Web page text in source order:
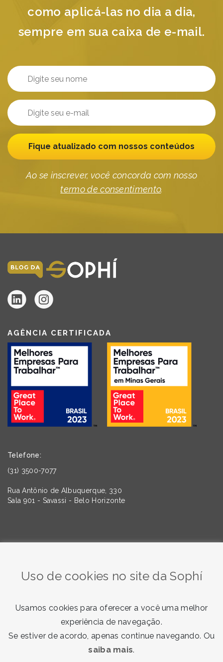
como aplicá-las no dia a dia,
sempre em sua caixa de e-mail.
Fique atualizado com nossos conteúdos
Ao se inscrever, você concorda com nosso
termo de consentimento.
AGÊNCIA CERTIFICADA
Telefone:
(31) 3500-7077
Rua Antônio de Albuquerque, 330
Sala 901 - Savassi - Belo Horizonte
Quero receber
Uso de cookies no site da Sophí
Usamos cookies para oferecer a você uma melhor
experiência de navegação.
Se estiver de acordo, apenas continue navegando. Ou
saiba mais.